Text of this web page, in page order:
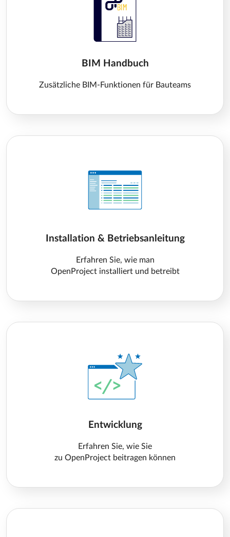
BIM Handbuch
Zusätzliche BIM-Funktionen für Bauteams
Installation & Betriebsanleitung
Erfahren Sie, wie man
OpenProject installiert und betreibt
Entwicklung
Erfahren Sie, wie Sie
zu OpenProject beitragen können